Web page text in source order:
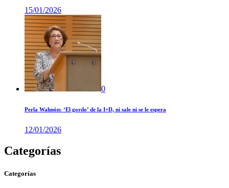
15/01/2026
0
Perla Wahnón: ‘El gordo’ de la I+D, ni sale ni se le espera
12/01/2026
Categorías
Categorías